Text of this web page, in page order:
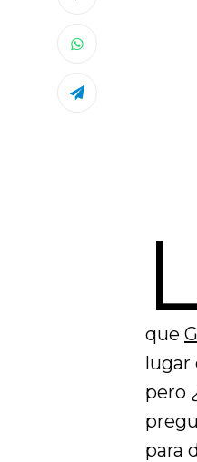
que
lugar
pero
para